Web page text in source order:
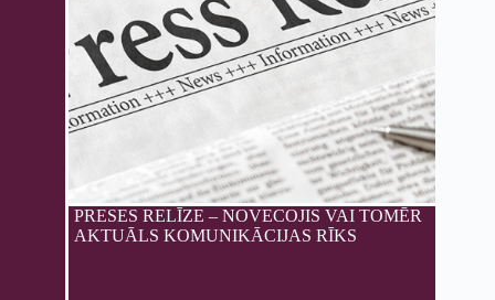
PRESES RELĪZE – NOVECOJIS VAI TOMĒR
AKTUĀLS KOMUNIKĀCIJAS RĪKS